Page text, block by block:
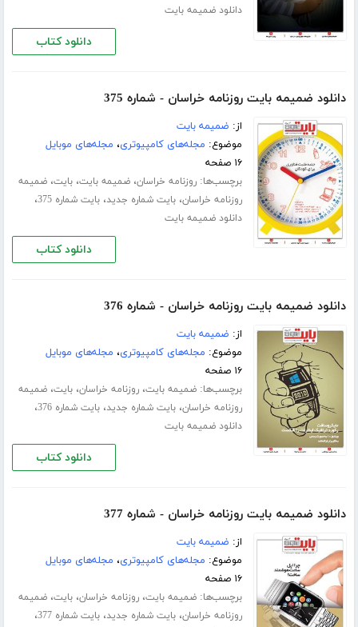
دانلود ضمیمه بایت
دانلود کتاب
دانلود ضمیمه بایت روزنامه خراسان - شماره 375
از: ضمیمه بایت
موضوع: مجله‌های کامپیوتری، مجله‌های موبایل
۱۶ صفحه
برچسب‌ها:روزنامه خراسان،ضمیمه بایت،بایت،ضمیمه
روزنامه خراسان،بایت شماره جدید،بایت شماره 375 ،
دانلود ضمیمه بایت
دانلود کتاب
دانلود ضمیمه بایت روزنامه خراسان - شماره 376
از: ضمیمه بایت
موضوع: مجله‌های کامپیوتری، مجله‌های موبایل
۱۶ صفحه
برچسب‌ها:ضمیمه بایت،روزنامه خراسان،بایت،ضمیمه
روزنامه خراسان،بایت شماره جدید،بایت شماره 376 ،
دانلود ضمیمه بایت
دانلود کتاب
دانلود ضمیمه بایت روزنامه خراسان - شماره 377
از: ضمیمه بایت
موضوع: مجله‌های کامپیوتری، مجله‌های موبایل
۱۶ صفحه
برچسب‌ها:ضمیمه بایت،روزنامه خراسان،بایت،ضمیمه
روزنامه خراسان،بایت شماره جدید،بایت شماره 377 ،